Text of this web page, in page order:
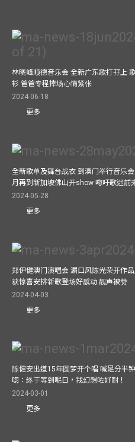
林晓峰顺德音乐会 全新广东歌打孖上
衫 爸爸专程捧场心情紧张
2024-06-18
更多
全新歌单及舞台战衣 到澳门举行音乐
月再到新加坡佛山开show 唿吁歌迷前
2024-05-28
更多
郑伊健澳门演唱会 漏口风陈光荣开作
获惊喜安排新歌登场好感动 靓声被赞
2024-04-03
更多
陈健安出道15年圆梦开个唱 喊足分半
唿：终于等到呢日，我幻想咗好耐！
2024-03-01
更多